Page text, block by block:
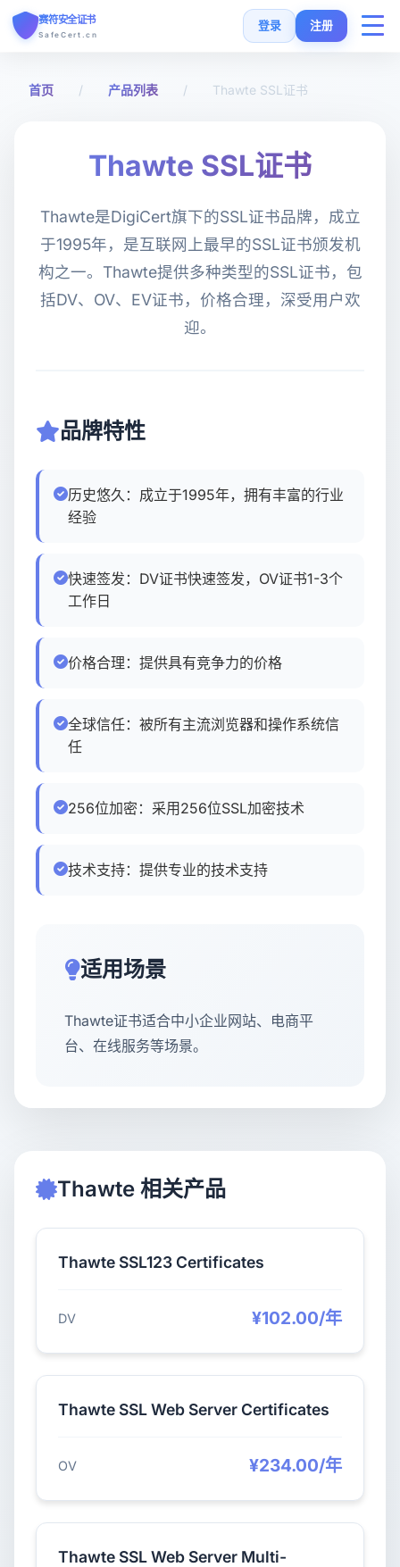
赛符安全证书
SafeCert.cn
登录 注册
首页
SSL安装指南
SSL工具
USD
登录 注册
首页 / 产品列表 / Thawte SSL证书
Thawte SSL证书
Thawte是DigiCert旗下的SSL证书品牌，成立
于1995年，是互联网上最早的SSL证书颁发机
构之一。Thawte提供多种类型的SSL证书，包
括DV、OV、EV证书，价格合理，深受用户欢
迎。
品牌特性
历史悠久：成立于1995年，拥有丰富的行业
经验
快速签发：DV证书快速签发，OV证书1-3个
工作日
价格合理：提供具有竞争力的价格
全球信任：被所有主流浏览器和操作系统信
任
256位加密：采用256位SSL加密技术
技术支持：提供专业的技术支持
适用场景
Thawte证书适合中小企业网站、电商平
台、在线服务等场景。
Thawte 相关产品
Thawte SSL123 Certificates
DV ¥102.00/年
Thawte SSL Web Server Certificates
OV ¥234.00/年
Thawte SSL Web Server Multi-